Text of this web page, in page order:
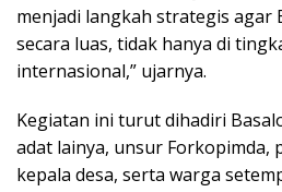
menjadi langkah strategis agar
secara luas, tidak hanya di
internasional,” ujarnya.
Kegiatan ini turut dihadiri
adat lainya, unsur Forkopimda,
kepala desa, serta warga